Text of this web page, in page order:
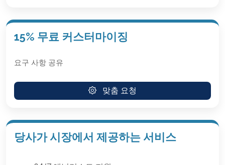
15% 무료 커스터마이징
요구 사항 공유
맞춤 요청
당사가 시장에서 제공하는 서비스